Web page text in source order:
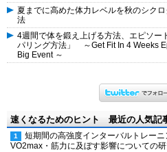
夏までに高めた体力レベルを秋のシク
法
4週間で体を鍛え上げる方法、エピソー
パリング方法」 ～Get Fit In 4 Weeks
Big Event ～
速くなるためのヒント 最近の人気記
短期間の高強度インターバルトレーニ
VO2max・筋力に及ぼす影響についての